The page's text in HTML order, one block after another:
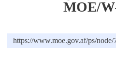
MOE/
https://www.moe.gov.af/ps/node/